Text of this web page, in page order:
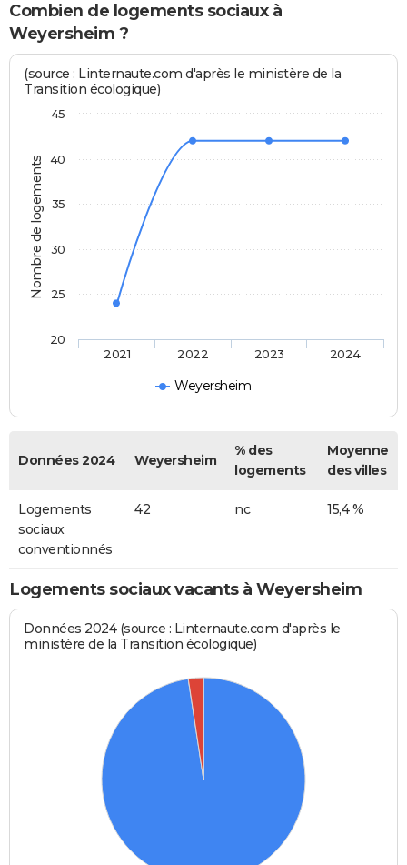
Combien de logements sociaux à
Weyersheim ?
Nombre de logements
(source : Linternaute.com d'après le ministère de la
Transition écologique)
Weyersheim
2021 2022 2023 2024
20
25
30
35
40
45
Données 2024 Weyersheim
% des
logements
Moyenne
des villes
Logements
sociaux
conventionnés
42 nc 15,4 %
Logements sociaux vacants à Weyersheim
Données 2024 (source : Linternaute.com d'après le
ministère de la Transition écologique)